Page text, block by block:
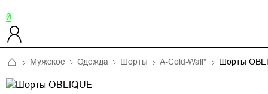
0
Мужское Одежда Шорты A-Cold-Wall* Шорты